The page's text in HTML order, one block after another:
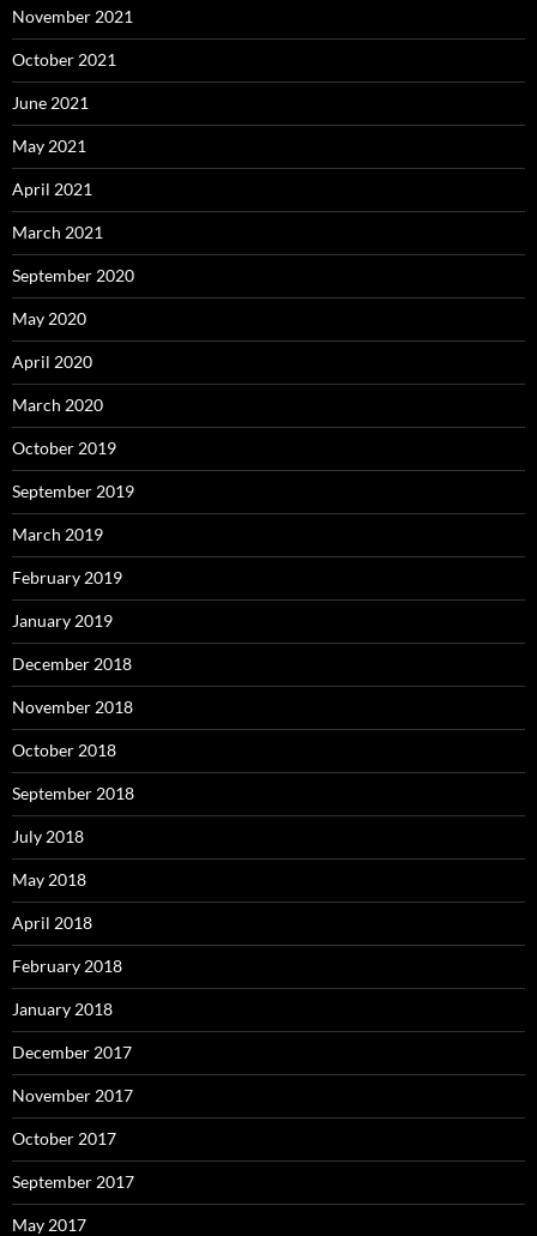
November 2021
October 2021
June 2021
May 2021
April 2021
March 2021
September 2020
May 2020
April 2020
March 2020
October 2019
September 2019
March 2019
February 2019
January 2019
December 2018
November 2018
October 2018
September 2018
July 2018
May 2018
April 2018
February 2018
January 2018
December 2017
November 2017
October 2017
September 2017
May 2017